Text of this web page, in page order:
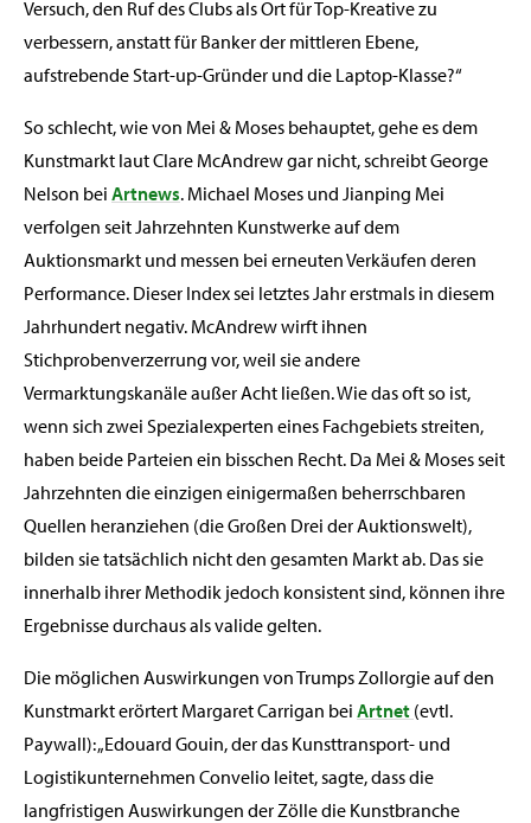
Versuch, den Ruf des Clubs als Ort für Top-Kreative zu
verbessern, anstatt für Banker der mittleren Ebene,
aufstrebende Start-up-Gründer und die Laptop-Klasse?“
So schlecht, wie von Mei & Moses behauptet, gehe es dem
Kunstmarkt laut Clare McAndrew gar nicht, schreibt George
Nelson bei Artnews. Michael Moses und Jianping Mei
verfolgen seit Jahrzehnten Kunstwerke auf dem
Auktionsmarkt und messen bei erneuten Verkäufen deren
Performance. Dieser Index sei letztes Jahr erstmals in diesem
Jahrhundert negativ. McAndrew wirft ihnen
Stichprobenverzerrung vor, weil sie andere
Vermarktungskanäle außer Acht ließen. Wie das oft so ist,
wenn sich zwei Spezialexperten eines Fachgebiets streiten,
haben beide Parteien ein bisschen Recht. Da Mei & Moses seit
Jahrzehnten die einzigen einigermaßen beherrschbaren
Quellen heranziehen (die Großen Drei der Auktionswelt),
bilden sie tatsächlich nicht den gesamten Markt ab. Das sie
innerhalb ihrer Methodik jedoch konsistent sind, können ihre
Ergebnisse durchaus als valide gelten.
Die möglichen Auswirkungen von Trumps Zollorgie auf den
Kunstmarkt erörtert Margaret Carrigan bei Artnet (evtl.
Paywall): „Edouard Gouin, der das Kunsttransport- und
Logistikunternehmen Convelio leitet, sagte, dass die
langfristigen Auswirkungen der Zölle die Kunstbranche